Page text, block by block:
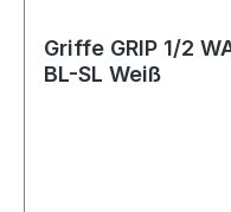
Griffe GRIP 1/2
BL-SL Weiß